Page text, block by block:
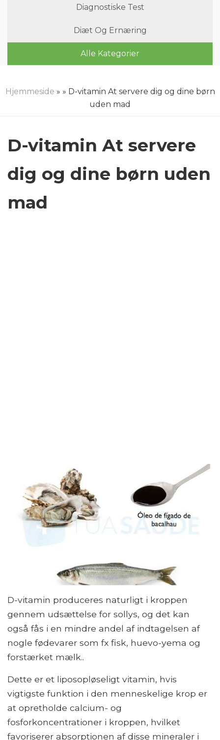
Diagnostiske Test
Diæt Og Ernæring
Alle Kategorier
Hjemmeside » » D-vitamin At servere dig og dine børn
uden mad
D-vitamin At servere
dig og dine børn uden
mad
D-vitamin produceres naturligt i kroppen
gennem udsættelse for sollys, og det kan
også fås i en mindre andel af indtagelsen af ​​
nogle fødevarer som fx fisk, huevo-yema og
forstærket mælk..
Dette er et liposopløseligt vitamin, hvis
vigtigste funktion i den menneskelige krop er
at opretholde calcium- og
fosforkoncentrationer i kroppen, hvilket
favoriserer absorptionen af ​​disse mineraler i